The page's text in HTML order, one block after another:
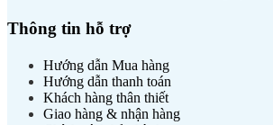
Thông tin hỗ trợ
Hướng dẫn Mua hàng
Hướng dẫn thanh toán
Khách hàng thân thiết
Giao hàng & nhận hàng